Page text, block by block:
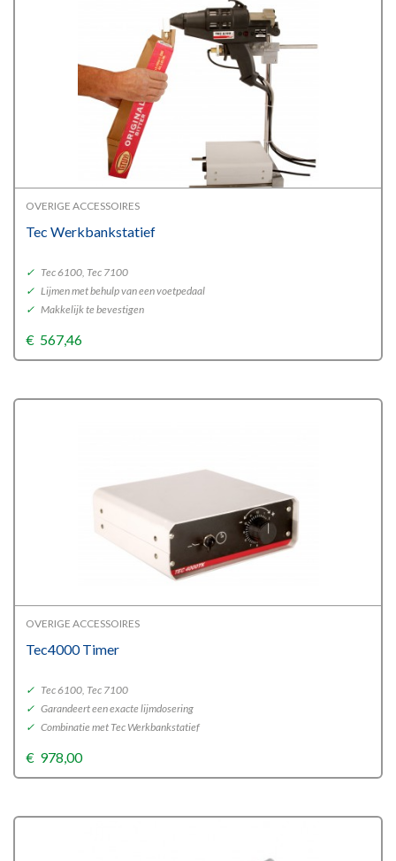
OVERIGE ACCESSOIRES
Tec Werkbankstatief
✓ Tec 6100, Tec 7100
✓ Lijmen met behulp van een voetpedaal
✓ Makkelijk te bevestigen
€ 567,46
OVERIGE ACCESSOIRES
Tec4000 Timer
✓ Tec 6100, Tec 7100
✓ Garandeert een exacte lijmdosering
✓ Combinatie met Tec Werkbankstatief
€ 978,00